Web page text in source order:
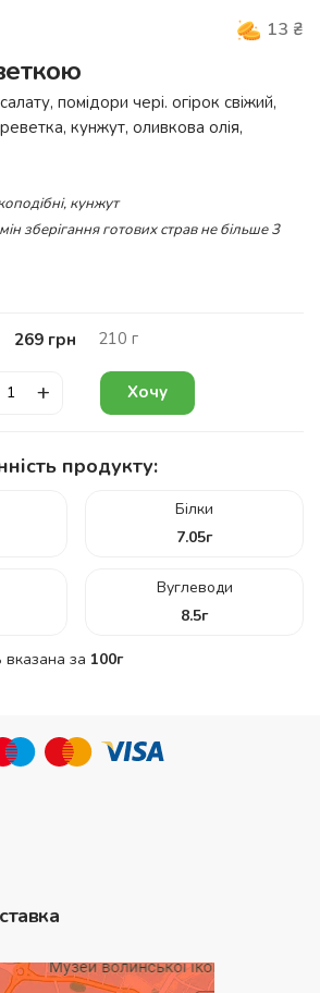
13 ₴
помідори чері. огірок свіжий,
кунжут, оливкова олія,
кунжут
зберігання готових страв не більше 3
269 грн 210 г
+ Хочу
продукту:
Білки
7.05г
Вуглеводи
8.5г
вказана за 100г